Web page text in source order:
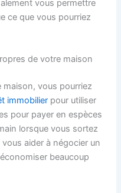
vous permettre
ce que vous pourriez
de votre maison
maison, vous pourriez
immobilier pour utiliser
pour payer en espèces
lorsque vous sortez
aider à négocier un
beaucoup